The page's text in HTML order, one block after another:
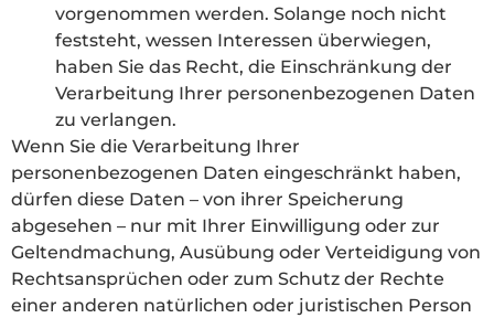
vorgenommen werden. Solange noch nicht
feststeht, wessen Interessen überwiegen,
haben Sie das Recht, die Einschränkung der
Verarbeitung Ihrer personenbezogenen Daten
zu verlangen.
Wenn Sie die Verarbeitung Ihrer
personenbezogenen Daten eingeschränkt haben,
dürfen diese Daten – von ihrer Speicherung
abgesehen – nur mit Ihrer Einwilligung oder zur
Geltendmachung, Ausübung oder Verteidigung von
Rechtsansprüchen oder zum Schutz der Rechte
einer anderen natürlichen oder juristischen Person